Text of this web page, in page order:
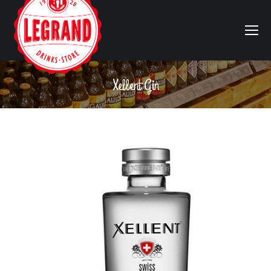
Xellent Gin
Vous êtes ici :